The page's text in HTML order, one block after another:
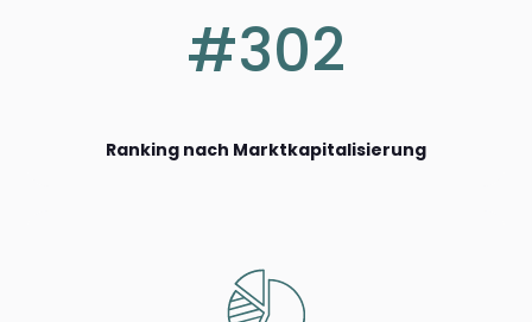
#302
Ranking nach Marktkapitalisierung